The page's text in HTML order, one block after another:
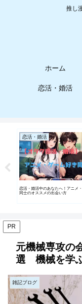
推し
ホーム
恋活・婚活
恋活・婚活
恋活・婚活中のあなたへ！アニメ
同士のオススメの出会い方
PR
元機械専攻の
選 機械を学
雑記ブログ